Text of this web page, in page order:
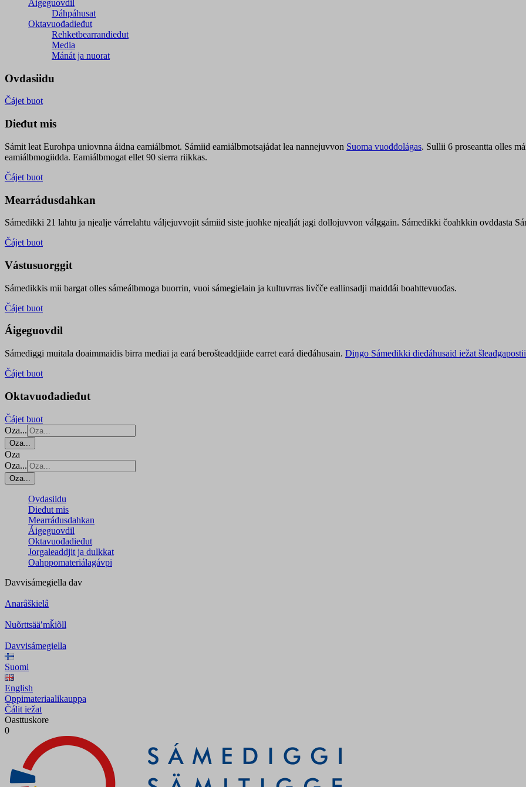
Áigeguovdil
Dáhpáhusat
Oktavuođadieđut
Rehketbearrandieđut
Media
Mánát ja nuorat
Ovdasiidu
Čájet buot
Dieđut mis
Sámit leat Eurohpa uniovnna áidna eamiálbmot. Sámiid eamiálbmotsajádat lea nannejuvvon Suoma vuođđolágas. Sullii 6 proseantta olles
eamiálbmogiidda. Eamiálbmogat ellet 90 sierra riikkas.
Čájet buot
Mearrádusdahkan
Sámedikki 21 lahtu ja njealje várrelahtu váljejuvvojit sámiid siste juohke njealját jagi dollojuvvon válggain. Sámedikki čoahkkin ovddasta
Čájet buot
Vástusuorggit
Sámedikkis mii bargat olles sámeálbmoga buorrin, vuoi sámegielain ja kultuvrras livčče eallinsadji maiddái boahttevuođas.
Čájet buot
Áigeguovdil
Sámediggi muitala doaimmaidis birra mediai ja eará berošteaddjiide earret eará dieđáhusain. Diŋgo Sámedikki dieđáhusaid iežat šleađgapostii
Čájet buot
Oktavuođadieđut
Čájet buot
Oza...
Oza...
Oza
Oza...
Oza...
Ovdasiidu
Dieđut mis
Mearrádusdahkan
Áigeguovdil
Oktavuođadieđut
Jorgaleaddjit ja dulkkat
Oahppomateriálagávpi
Davvisámegiella dav
Anarâškielâ
Nuõrttsääʹmǩiõll
Davvisámegiella
Suomi
English
Oppimateriaalikauppa
Čálit iežat
Oasttuskore
0